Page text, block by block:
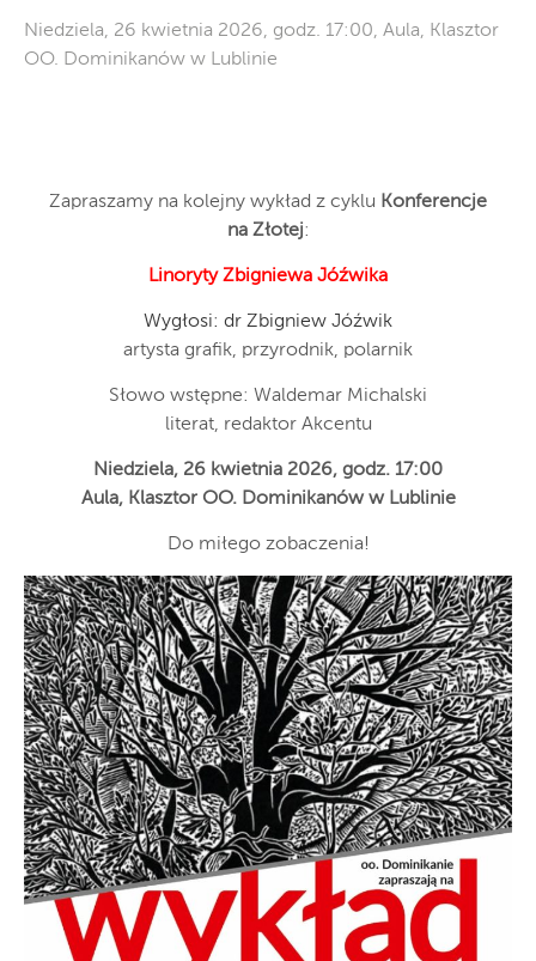
Niedziela, 26 kwietnia 2026, godz. 17:00, Aula, Klasztor
OO. Dominikanów w Lublinie
Zapraszamy na kolejny wykład z cyklu Konferencje
na Złotej:
Linoryty Zbigniewa Jóźwika
Wygłosi: dr Zbigniew Jóźwik
artysta grafik, przyrodnik, polarnik
Słowo wstępne: Waldemar Michalski
literat, redaktor Akcentu
Niedziela, 26 kwietnia 2026, godz. 17:00
Aula, Klasztor OO. Dominikanów w Lublinie
Do miłego zobaczenia!